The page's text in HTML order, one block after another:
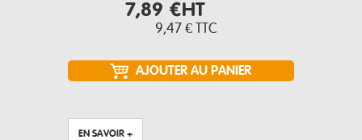
7,89 €HT
9,47 € TTC
EN SAVOIR +